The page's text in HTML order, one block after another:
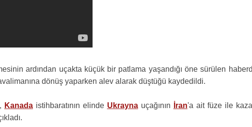
ardından uçakta küçük bir patlama yaşandığı öne sürülen
dönüş yaparken alev alarak düştüğü kaydedildi.
, Kanadaistihbaratının elinde Ukraynauçağının İran'a ait füze ile